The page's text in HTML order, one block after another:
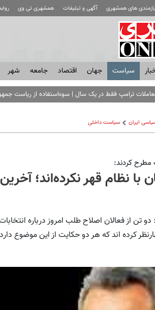
های همشهری آگهی و تبلیغات همشهری تی وی
سياست جهان اقتصاد جامعه شهر
ترامپ فقط در یک سال | سوءاستفاده از ریاست
ایران سیاست داخلی
مطرح كردند:
با نظام قهر نکرده‌اند؛
تن از فعالان اصلاح طلب امروز درباره
کرده اند که هر دو حکایت از این موضوع